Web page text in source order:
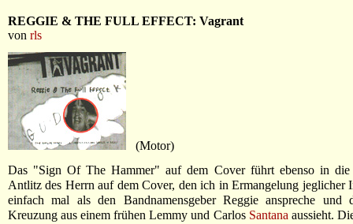
REGGIE & THE FULL EFFECT: Vagrant
von rls
(Motor)
Das "Sign Of The Hammer" auf dem Cover führt ebenso in
Antlitz des Herrn auf dem Cover, den ich in Ermangelung jeglicher
einfach mal als den Bandnamensgeber Reggie anspreche und
Kreuzung aus einem frühen Lemmy und Carlos Santana aussieht.